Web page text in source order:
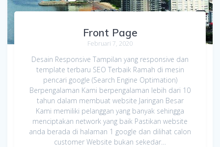
Front Page
Februari 7, 2020
Desain Responsive Tampilan yang responsive dan
template terbaru SEO Terbaik Ramah di mesin
pencari google (Search Engine Optimation)
Berpengalaman Kami berpengalaman lebih dari 10
tahun dalam membuat website Jaringan Besar
Kami memiliki pelanggan yang banyak sehingga
menciptakan network yang baik Pastikan website
anda berada di halaman 1 google dan dilihat calon
customer Website bukan sekedar…